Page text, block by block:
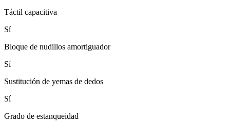
Táctil capacitiva
Sí
Bloque de nudillos amortiguador
Sí
Sustitución de yemas de dedos
Sí
Grado de estanqueidad